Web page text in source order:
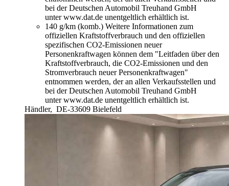
bei der Deutschen Automobil Treuhand GmbH
unter www.dat.de unentgeltlich erhältlich ist.
140 g/km (komb.) Weitere Informationen zum
offiziellen Kraftstoffverbrauch und den offiziellen
spezifischen CO2-Emissionen neuer
Personenkraftwagen können dem "Leitfaden über den
Kraftstoffverbrauch, die CO2-Emissionen und den
Stromverbrauch neuer Personenkraftwagen"
entnommen werden, der an allen Verkaufsstellen und
bei der Deutschen Automobil Treuhand GmbH
unter www.dat.de unentgeltlich erhältlich ist.
Händler, DE-33609 Bielefeld